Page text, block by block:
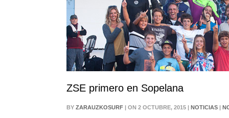
ZSE primero en Sopelana
BY ZARAUZKOSURF | ON 2 OCTUBRE, 2015 | NOTICIAS |